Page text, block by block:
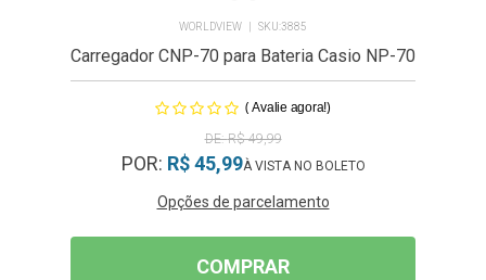
WORLDVIEW 3885
Carregador CNP-70 para Bateria Casio NP-70
(Avalie agora!)
R$ 49,99
POR: R$ 45,99
Opções de parcelamento
COMPRAR